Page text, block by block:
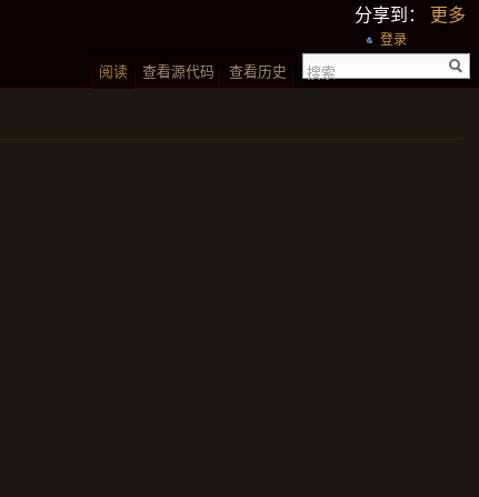
分享到： 更多
登录
阅读 查看源代码 查看历史 搜索